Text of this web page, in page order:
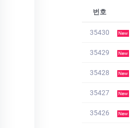
번호
35430 New
35429 New
35428 New
35427 New
35426 New